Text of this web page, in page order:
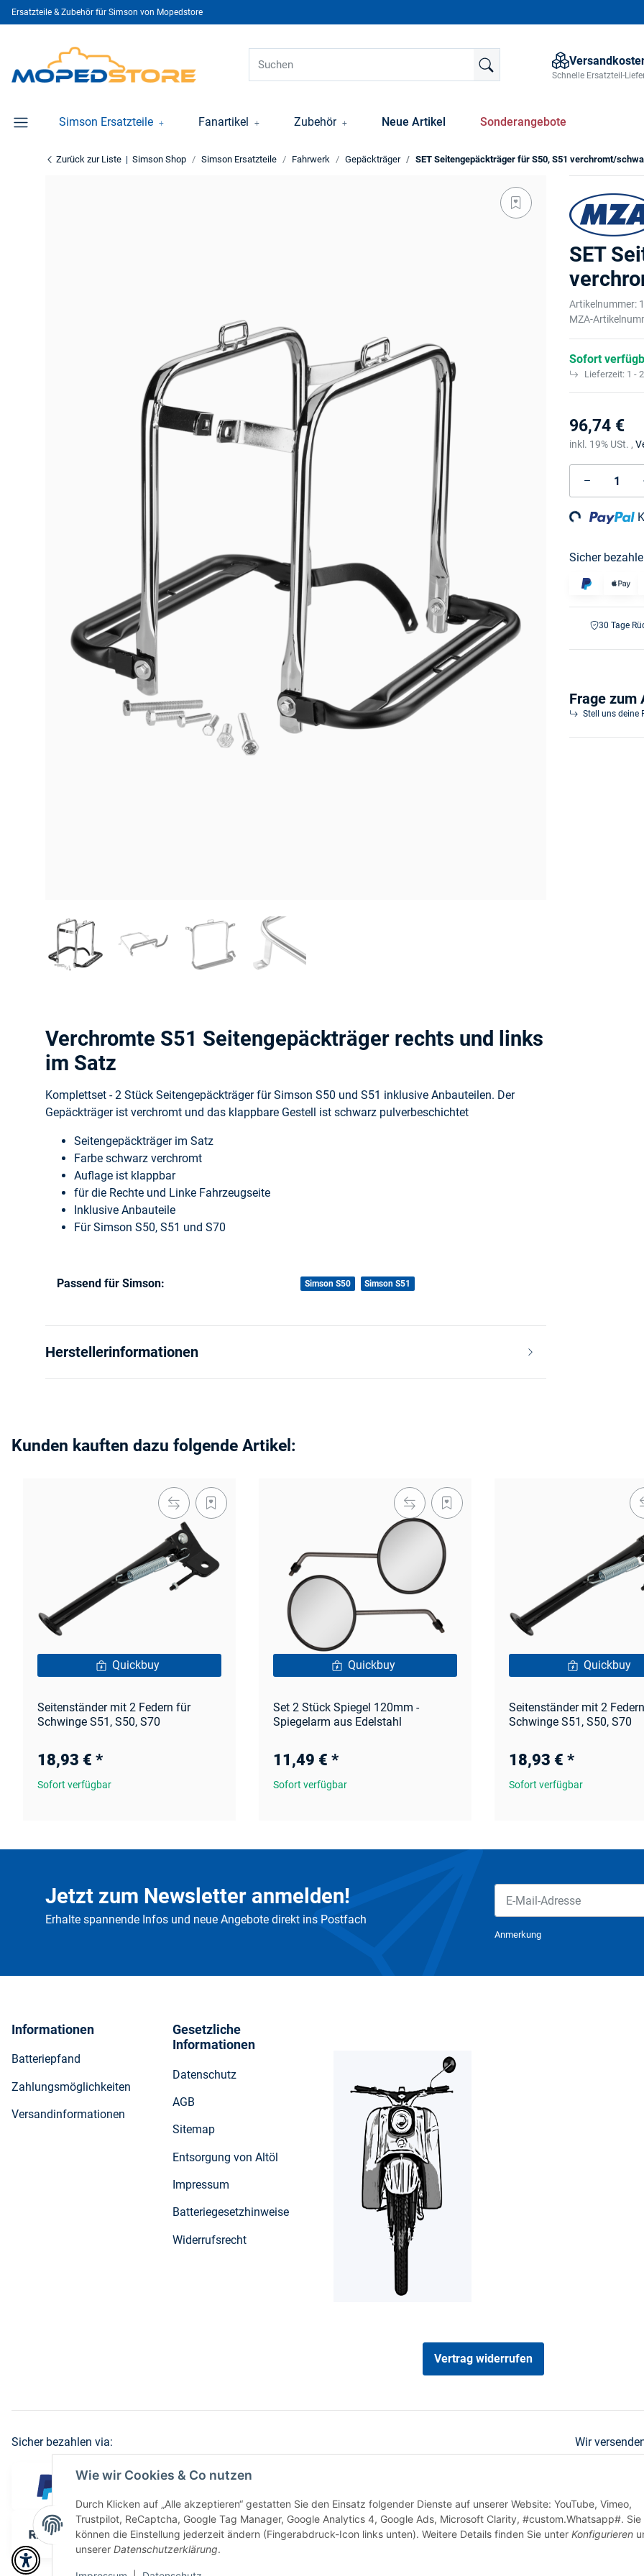
Wie wir Cookies & Co nutzen
Durch Klicken auf „Alle akzeptieren“ gestatten Sie den Einsatz folgender Dienste auf unserer Website: YouTube, Vimeo,
Trustpilot, ReCaptcha, Google Tag Manager, Google Analytics 4, Google Ads, Microsoft Clarity, #custom.Whatsapp#. Sie
können die Einstellung jederzeit ändern (Fingerabdruck-Icon links unten). Weitere Details finden Sie unter Konfigurieren
unserer Datenschutzerklärung.
Ersatzteile & Zubehör für Simson von Mopedstore
Schnelle Ersatzteil-
Simson Ersatzteile Fanartikel Zubehör Neue Artikel Sonderangebote
Zurück zur Liste Simson Shop Simson Ersatzteile Fahrwerk Gepäckträger SET Seitengepäckträger für S50, S51 verchromt/
SET
Artikelnummer:
MZA-
Sofort
Lieferzeit: 1 -
96,74 €
inkl. 19% USt. ,
Loading...
Sicher
30 Tage
Frage zum
Stell uns deine
Verchromte S51 Seitengepäckträger rechts und links
im Satz
Komplettset - 2 Stück Seitengepäckträger für Simson S50 und S51 inklusive Anbauteilen. Der
Gepäckträger ist verchromt und das klappbare Gestell ist schwarz pulverbeschichtet
Seitengepäckträger im Satz
Farbe schwarz verchromt
Auflage ist klappbar
für die Rechte und Linke Fahrzeugseite
Inklusive Anbauteile
Für Simson S50, S51 und S70
Produkteigenschaft
Wert
Passend für Simson: Simson S50 Simson S51
Herstellerinformationen
Kunden kauften dazu folgende Artikel:
Quickbuy
Seitenständer mit 2 Federn für
Schwinge S51, S50, S70
18,93 € *
Sofort verfügbar
Quickbuy
Set 2 Stück Spiegel 120mm -
Spiegelarm aus Edelstahl
11,49 € *
Sofort verfügbar
Quickbuy
Seitenständer mit 2
Schwinge S51, S50, S70
18,93 € *
Sofort verfügbar
Jetzt zum Newsletter anmelden!
Erhalte spannende Infos und neue Angebote direkt ins Postfach
Anmerkung
Informationen
Batteriepfand
Zahlungsmöglichkeiten
Versandinformationen
Gesetzliche
Informationen
Datenschutz
AGB
Sitemap
Entsorgung von Altöl
Impressum
Batteriegesetzhinweise
Widerrufsrecht
Vertrag widerrufen
Sicher bezahlen via: Wir